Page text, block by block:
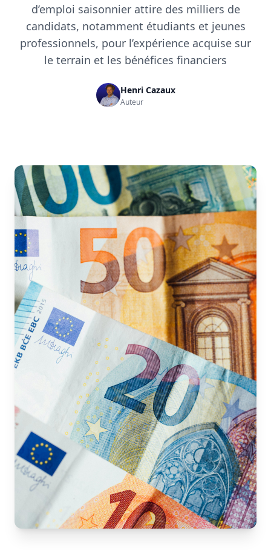
d’emploi saisonnier attire des milliers de
candidats, notamment étudiants et jeunes
professionnels, pour l’expérience acquise sur
le terrain et les bénéfices financiers
Henri Cazaux
Auteur